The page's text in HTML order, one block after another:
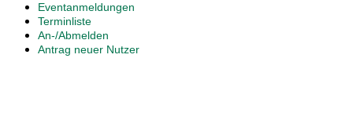
Eventanmeldungen
Terminliste
An-/Abmelden
Antrag neuer Nutzer